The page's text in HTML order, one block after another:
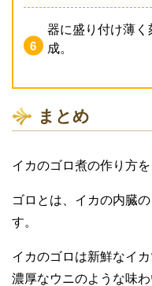
器に盛り付け薄
成。
まとめ
イカのゴロ煮の作り方を
ゴロとは、イカの内臓
す。
イカのゴロは新鮮なイ
濃厚なウニのような味わ